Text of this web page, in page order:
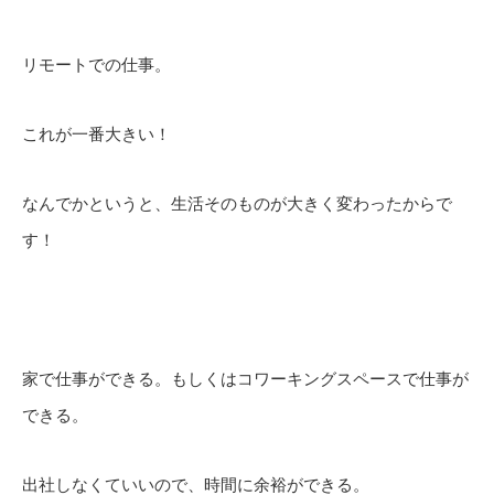
リモートでの仕事。
これが一番大きい！
なんでかというと、生活そのものが大きく変わったからで
す！
家で仕事ができる。もしくはコワーキングスペースで仕事が
できる。
出社しなくていいので、時間に余裕ができる。